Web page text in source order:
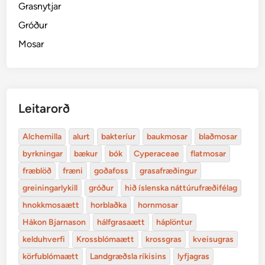
Grasnytjar
Gróður
Mosar
Leitarorð
Alchemilla alurt bakteríur baukmosar
blaðmosar
byrkningar
bækur bók Cyperaceae
flatmosar
fræblöð
fræni goðafoss
grasafræðingur
greiningarlykill
gróður
hið íslenska náttúrufræðifélag
hnokkmosaætt
horblaðka
hornmosar
Hákon Bjarnason
hálfgrasaætt
háplöntur
kelduhverfi
Krossblómaætt krossgras
kveisugras
körfublómaætt
Landgræðsla ríkisins
lyfjagras